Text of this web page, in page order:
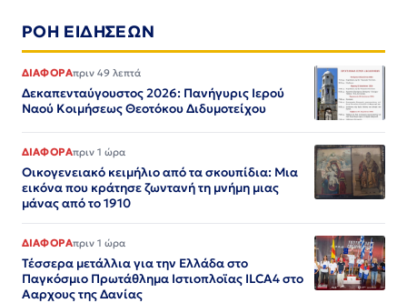
ΡΟΗ ΕΙΔΗΣΕΩΝ
ΔΙΑΦΟΡΑπριν 49 λεπτά
Δεκαπενταύγουστος 2026: Πανήγυρις Ιερού
Ναού Κοιμήσεως Θεοτόκου Διδυμοτείχου
ΔΙΑΦΟΡΑπριν 1 ώρα
Οικογενειακό κειμήλιο από τα σκουπίδια: Μια
εικόνα που κράτησε ζωντανή τη μνήμη μιας
μάνας από το 1910
ΔΙΑΦΟΡΑπριν 1 ώρα
Τέσσερα μετάλλια για την Ελλάδα στο
Παγκόσμιο Πρωτάθλημα Ιστιοπλοϊας ILCA4 στο
Ααρχους της Δανίας